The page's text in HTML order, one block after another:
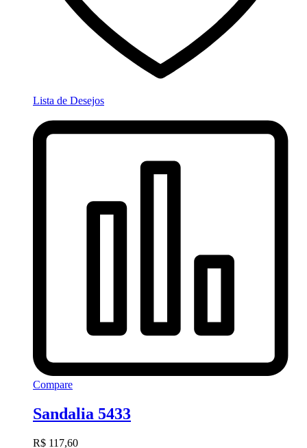
Lista de Desejos
Compare
Sandalia 5433
R$ 117,60